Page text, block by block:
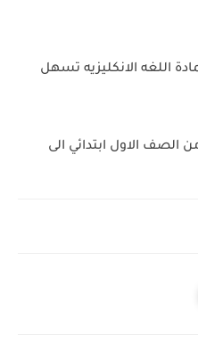
اللغه الانكليزيه تسهل
الصف الاول ابتدائي الى